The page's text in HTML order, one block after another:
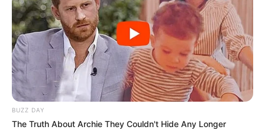
BUZZ DAY
The Truth About Archie They Couldn't Hide Any Longer